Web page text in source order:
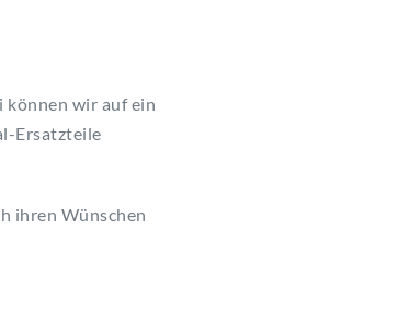
können wir auf ein
Ersatzteile
ihren Wünschen